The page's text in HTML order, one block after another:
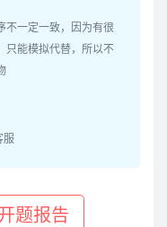
不一定一致，因为有很
只能模拟代替，所以不
服
题报告